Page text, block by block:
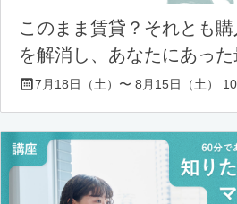
このまま賃貸？それとも
を解消し、あなたにあっ
7月18日（土）〜 8月15日（土）